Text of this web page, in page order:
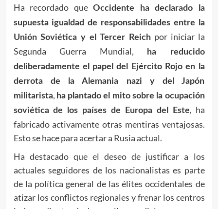
Ha recordado que Occidente ha declarado la
supuesta igualdad de responsabilidades entre la
Unión Soviética y el Tercer Reichpor iniciar la
Segunda Guerra Mundial,
ha reducido
deliberadamente el papel del Ejército Rojo en la
derrota de la Alemania nazi y del Japón
militarista, ha plantado el mito sobre la ocupación
soviética de los países de Europa del Este, ha
fabricado activamente otras mentiras ventajosas.
Esto se hace para acertar a Rusia actual.
Ha destacado que el deseo de justificar a los
actuales seguidores de los nacionalistas es parte
de la política general de las élites occidentales de
atizar los conflictos regionales y frenar los centros